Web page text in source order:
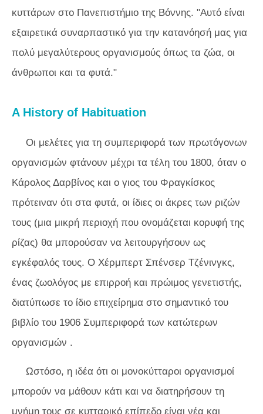
κυττάρων στο Πανεπιστήμιο της Βόννης. "Αυτό είναι
εξαιρετικά συναρπαστικό για την κατανόησή μας για
πολύ μεγαλύτερους οργανισμούς όπως τα ζώα, οι
άνθρωποι και τα φυτά."
A History of Habituation
Οι μελέτες για τη συμπεριφορά των πρωτόγονων
οργανισμών φτάνουν μέχρι τα τέλη του 1800, όταν ο
Κάρολος Δαρβίνος και ο γιος του Φραγκίσκος
πρότειναν ότι στα φυτά, οι ίδιες οι άκρες των ριζών
τους (μια μικρή περιοχή που ονομάζεται κορυφή της
ρίζας) θα μπορούσαν να λειτουργήσουν ως
εγκέφαλός τους. Ο Χέρμπερτ Σπένσερ Τζένινγκς,
ένας ζωολόγος με επιρροή και πρώιμος γενετιστής,
διατύπωσε το ίδιο επιχείρημα στο σημαντικό του
βιβλίο του 1906 Συμπεριφορά των κατώτερων
οργανισμών .
Ωστόσο, η ιδέα ότι οι μονοκύτταροι οργανισμοί
μπορούν να μάθουν κάτι και να διατηρήσουν τη
μνήμη τους σε κυτταρικό επίπεδο είναι νέα και